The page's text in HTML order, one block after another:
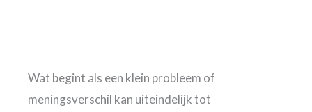
Wat begint als een klein probleem of
meningsverschil kan uiteindelijk tot